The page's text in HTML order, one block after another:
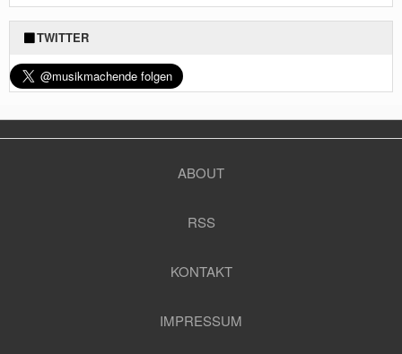
TWITTER
ABOUT
RSS
KONTAKT
IMPRESSUM